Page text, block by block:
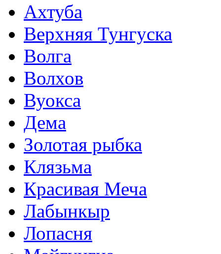
Ахтуба
Верхняя Тунгуска
Волга
Волхов
Вуокса
Дема
Золотая рыбка
Клязьма
Красивая Меча
Лабынкыр
Лопасня